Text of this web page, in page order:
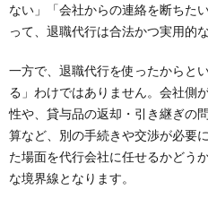
ない」「会社からの連絡を断ちた
って、退職代行は合法かつ実用的
一方で、退職代行を使ったからと
る」わけではありません。会社側
性や、貸与品の返却・引き継ぎの
算など、別の手続きや交渉が必要
た場面を代行会社に任せるかどう
な境界線となります。